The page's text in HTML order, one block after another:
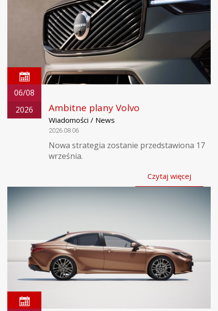
06/08
2026
Ambitne plany Volvo
Wiadomości / News
2026.08.06
Nowa strategia zostanie przedstawiona 17
września.
Czytaj więcej